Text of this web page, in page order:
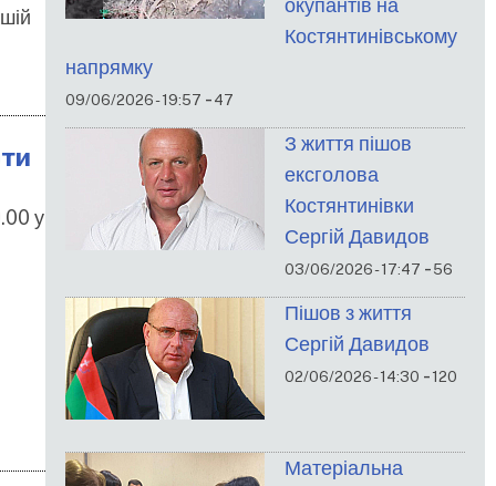
у
окупантів на
Костянтинівському
напрямку
09/06/2026 - 19:57 -47
З життя пішов
ексголова
Костянтинівки
Сергій Давидов
03/06/2026 - 17:47 -56
Пішов з життя
Сергій Давидов
02/06/2026 - 14:30 -120
Матеріальна